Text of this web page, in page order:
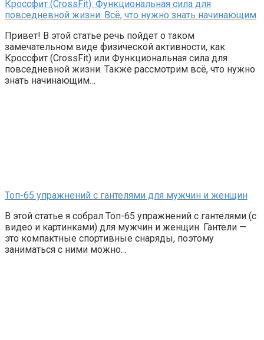
Кроссфит (CrossFit): Функциональная сила для
повседневной жизни. Всё, что нужно знать начинающим
Привет! В этой статье речь пойдет о таком
замечательном виде физической активности, как
Кроссфит (CrossFit) или Функциональная сила для
повседневной жизни. Также рассмотрим всё, что нужно
знать начинающим…
Топ-65 упражнений с гантелями для мужчин и женщин
В этой статье я собрал Топ-65 упражнений с гантелями (с
видео и картинками) для мужчин и женщин. Гантели —
это компактные спортивные снаряды, поэтому
заниматься с ними можно…